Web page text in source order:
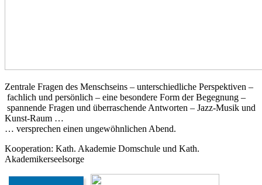
Zentrale Fragen des Menschseins – unterschiedliche Perspektiven –
fachlich und persönlich – eine besondere Form der Begegnung –
spannende Fragen und überraschende Antworten – Jazz-Musik und
Kunst-Raum …
… versprechen einen ungewöhnlichen Abend.
Kooperation: Kath. Akademie Domschule und Kath.
Akademikerseelsorge